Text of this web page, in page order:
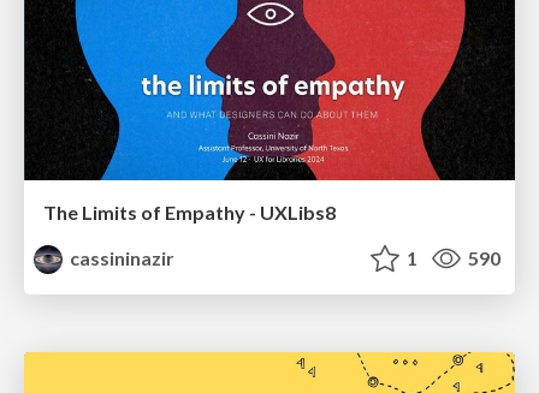
The Limits of Empathy - UXLibs8
cassininazir
1 590